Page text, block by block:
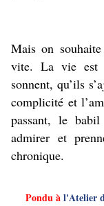
Mais on
vite. La vie est
sonnent, qu’ils
complicité et
passant, le
admirer et
chronique.
Pondu àl'Atelier